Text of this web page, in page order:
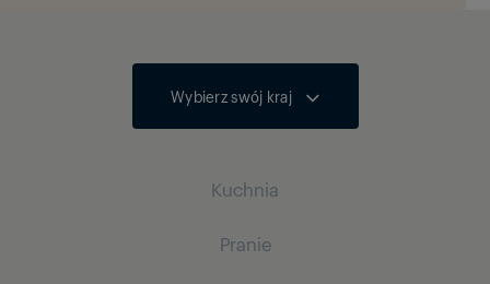
Wybierz swój kraj
Kuchnia
Chłodnictwo
Pranie